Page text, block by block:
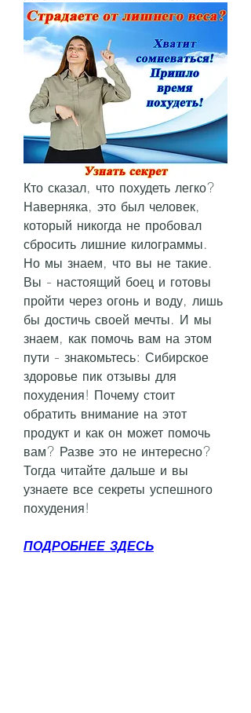
Кто сказал, что похудеть легко?
Наверняка, это был человек,
который никогда не пробовал
сбросить лишние килограммы.
Но мы знаем, что вы не такие.
Вы - настоящий боец и готовы
пройти через огонь и воду, лишь
бы достичь своей мечты. И мы
знаем, как помочь вам на этом
пути - знакомьтесь: Сибирское
здоровье пик отзывы для
похудения! Почему стоит
обратить внимание на этот
продукт и как он может помочь
вам? Разве это не интересно?
Тогда читайте дальше и вы
узнаете все секреты успешного
похудения!
ПОДРОБНЕЕ ЗДЕСЬ